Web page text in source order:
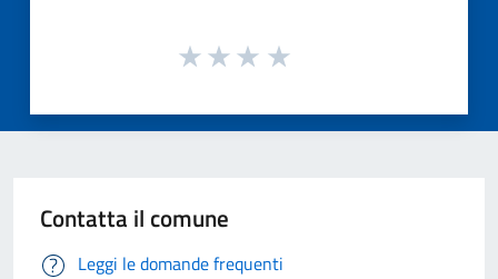
Contatta il comune
Leggi le domande frequenti